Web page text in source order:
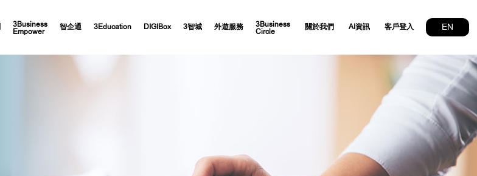
3Business
Empower
智企通 3Education DIGIBox 3智城 外遊服務
3Business
Circle
關於我們 AI資訊 客戶登入 EN